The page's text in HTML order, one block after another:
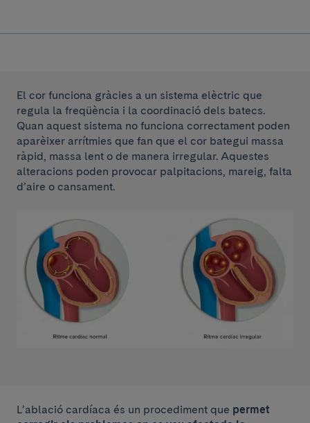
El cor funciona gràcies a un sistema elèctric que
regula la freqüència i la coordinació dels batecs.
Quan aquest sistema no funciona correctament poden
aparèixer arrítmies que fan que el cor bategui massa
ràpid, massa lent o de manera irregular. Aquestes
alteracions poden provocar palpitacions, mareig, falta
d’aire o cansament.
L’ablació cardíaca és un procediment que permet